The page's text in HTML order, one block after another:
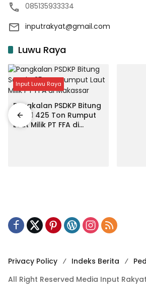
085135933334
inputrakyat@gmail.com
Luwu Raya
Input Luwu Raya
Pangkalan PSDKP Bitung
Segel 425 Ton Rumput
Laut Milik PT FFA di
Privacy Policy Indeks Berita
All Right Reserved Media Input Rakyat